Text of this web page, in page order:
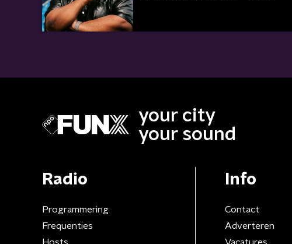
your city
your sound
Radio
Programmering
Frequenties
Hosts
Info
Contact
Adverteren
Vacatures